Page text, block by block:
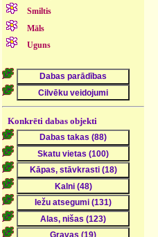
Smiltis
Māls
Uguns
Konkrēti dabas objekti